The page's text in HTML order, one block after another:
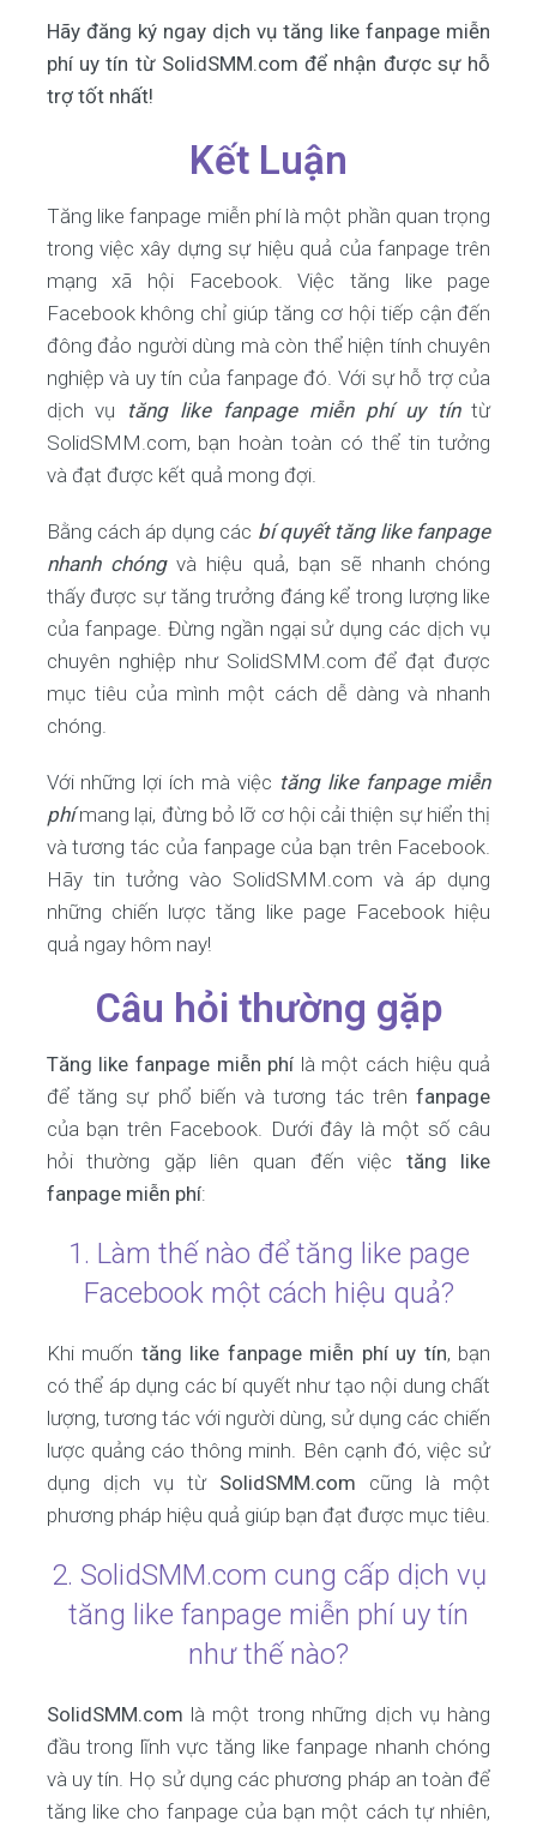
Hãy đăng ký ngay dịch vụ tăng like fanpage miễn
phí uy tín từ SolidSMM.com để nhận được sự hỗ
trợ tốt nhất!
Kết Luận
Tăng like fanpage miễn phí là một phần quan trọng
trong việc xây dựng sự hiệu quả của fanpage trên
mạng xã hội Facebook. Việc tăng like page
Facebook không chỉ giúp tăng cơ hội tiếp cận đến
đông đảo người dùng mà còn thể hiện tính chuyên
nghiệp và uy tín của fanpage đó. Với sự hỗ trợ của
dịch vụ tăng like fanpage miễn phí uy tíntừ
SolidSMM.com, bạn hoàn toàn có thể tin tưởng
và đạt được kết quả mong đợi.
Bằng cách áp dụng các bí quyết tăng like fanpage
nhanh chóngvà hiệu quả, bạn sẽ nhanh chóng
thấy được sự tăng trưởng đáng kể trong lượng like
của fanpage. Đừng ngần ngại sử dụng các dịch vụ
chuyên nghiệp như SolidSMM.com để đạt được
mục tiêu của mình một cách dễ dàng và nhanh
chóng.
Với những lợi ích mà việc tăng like fanpage miễn
phímang lại, đừng bỏ lỡ cơ hội cải thiện sự hiển thị
và tương tác của fanpage của bạn trên Facebook.
Hãy tin tưởng vào SolidSMM.com và áp dụng
những chiến lược tăng like page Facebook hiệu
quả ngay hôm nay!
Câu hỏi thường gặp
Tăng like fanpage miễn phí là một cách hiệu quả
để tăng sự phổ biến và tương tác trênfanpage
của bạn trên Facebook. Dưới đây là một số câu
hỏi thường gặp liên quan đến việc tăng like
fanpage miễn phí:
1. Làm thế nào để tăng like page
Facebook một cách hiệu quả?
Khi muốn tăng like fanpage miễn phí uy tín, bạn
có thể áp dụng các bí quyết như tạo nội dung chất
lượng, tương tác với người dùng, sử dụng các chiến
lược quảng cáo thông minh. Bên cạnh đó, việc sử
dụng dịch vụ từ SolidSMM.com cũng là một
phương pháp hiệu quả giúp bạn đạt được mục tiêu.
2. SolidSMM.com cung cấp dịch vụ
tăng like fanpage miễn phí uy tín
như thế nào?
SolidSMM.com là một trong những dịch vụ hàng
đầu trong lĩnh vực tăng like fanpage nhanh chóng
và uy tín. Họ sử dụng các phương pháp an toàn để
tăng like cho fanpage của bạn một cách tự nhiên,